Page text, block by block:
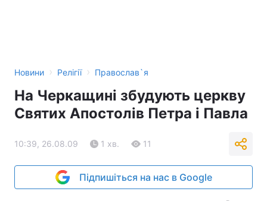
Новини › Релігії › Православ`я
На Черкащині збудують церкву
Святих Апостолів Петра і Павла
10:39, 26.08.09 1 хв. 11
Підпишіться на нас в Google